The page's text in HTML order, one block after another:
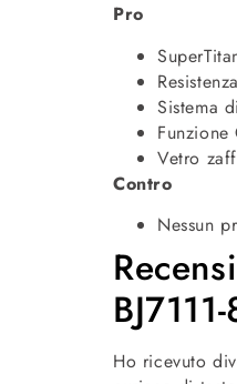
Pro
Sistema
Funzione
Vetro
Contro
Nessun
Ho ricevuto